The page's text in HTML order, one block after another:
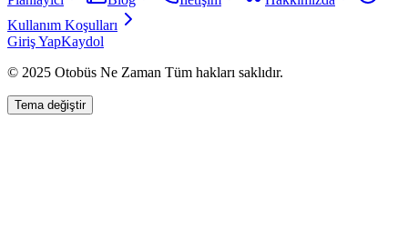
Kullanım Koşulları
Giriş YapKaydol
© 2025 Otobüs Ne Zaman Tüm hakları saklıdır.
Tema değiştir